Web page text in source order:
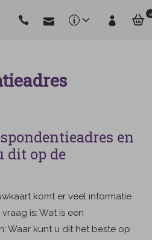
0
en
dit op de
komt er veel informatie
is: Wat is een
Waar kunt u dit het beste op